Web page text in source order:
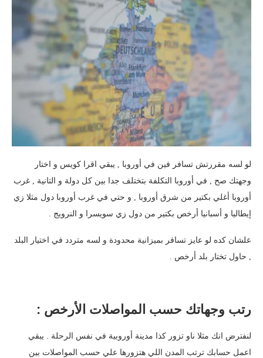
لو لسه مقررتش تسافر فين في أوروبا , يبقي اقرا كويس و اختار
وجهتك صح , في أوروبا التكلفة بتختلف جدا بين كل دولة و التانية , غرب
أوروبا أغلي بكتير من شرق أوروبا , و حتي في غرب أوروبا دول مثلا زي
إيطاليا و أسبانيا أرخص بكتير من دول زي سويسرا و النرويج .
علشان كده لو عايز تسافر بميزانية محدودة و لسه متردد في اختيار البلد
, حاول تختار بلد أرخص .
رتب وجهاتك حسب المواصلات الأرخص :
لنفترض انك مثلا ناو تزور كذا مدينة أوروبية في نفس الرحلة . يبقي
اعمل حسابك ترتب المدن اللي هتزورها علي حسب المواصلات بين